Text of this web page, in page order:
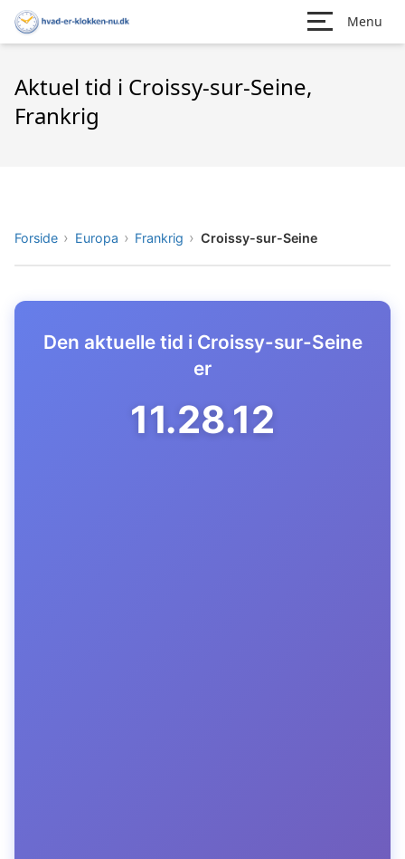
Menu
Aktuel tid i Croissy-sur-Seine,
Frankrig
Forside Europa Frankrig Croissy-sur-Seine
Den aktuelle tid i Croissy-sur-Seine
er
11.28.13